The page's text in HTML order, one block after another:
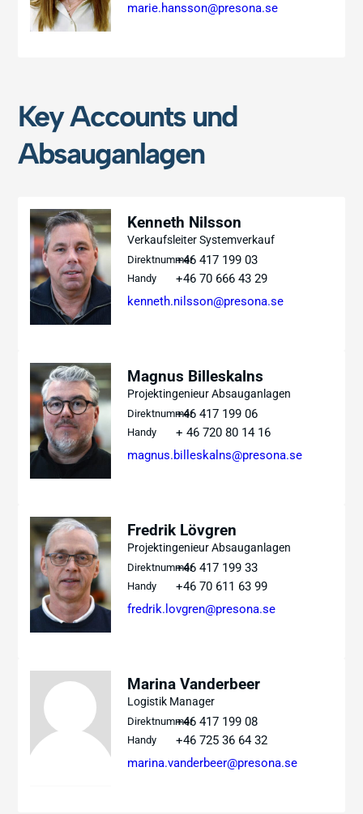
marie.hansson@presona.se
Key Accounts und
Absauganlagen
Kenneth Nilsson
Verkaufsleiter Systemverkauf
Direktnummer+46 417 199 03
Handy
+46 70 666 43 29
kenneth.nilsson@presona.se
Magnus Billeskalns
Projektingenieur Absauganlagen
Direktnummer+46 417 199 06
Handy
+ 46 720 80 14 16
magnus.billeskalns@presona.se
Fredrik Lövgren
Projektingenieur Absauganlagen
Direktnummer+46 417 199 33
Handy
+46 70 611 63 99
fredrik.lovgren@presona.se
Marina Vanderbeer
Logistik Manager
Direktnummer+46 417 199 08
Handy
+46 725 36 64 32
marina.vanderbeer@presona.se